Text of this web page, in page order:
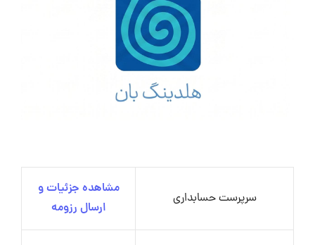
سرپرست حسابداری
مشاهده جزئیات و
ارسال رزومه